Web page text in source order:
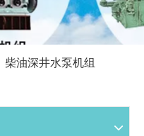
柴油深井水泵机组